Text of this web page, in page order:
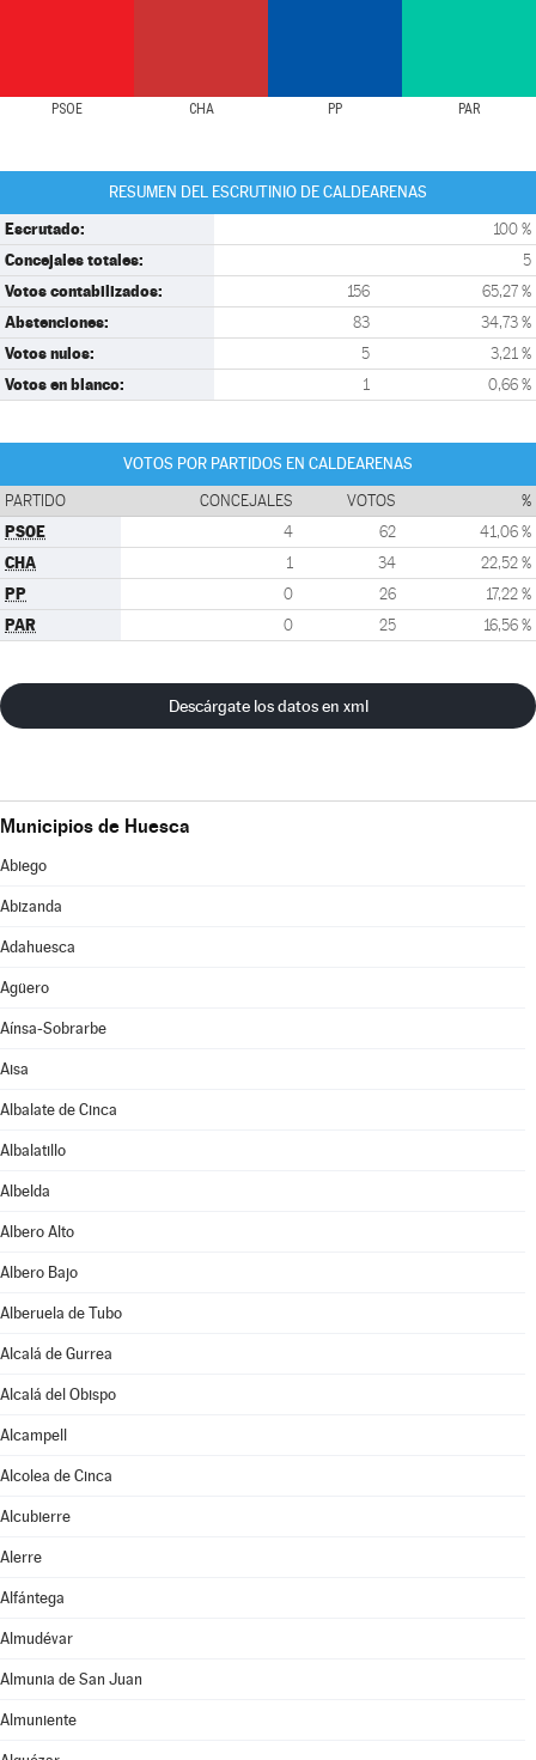
PSOE CHA PP PAR
RESUMEN DEL ESCRUTINIO DE CALDEARENAS
Escrutado: 100 %
Concejales totales: 5
Votos contabilizados: 156 65,27 %
Abstenciones: 83 34,73 %
Votos nulos: 5 3,21 %
Votos en blanco: 1 0,66 %
VOTOS POR PARTIDOS EN CALDEARENAS
PARTIDO CONCEJALES VOTOS %
PSOE 4 62 41,06 %
CHA 1 34 22,52 %
PP 0 26 17,22 %
PAR 0 25 16,56 %
Descárgate los datos en xml
Municipios de Huesca
Abiego
Abizanda
Adahuesca
Agüero
Aínsa-Sobrarbe
Aisa
Albalate de Cinca
Albalatillo
Albelda
Albero Alto
Albero Bajo
Alberuela de Tubo
Alcalá de Gurrea
Alcalá del Obispo
Alcampell
Alcolea de Cinca
Alcubierre
Alerre
Alfántega
Almudévar
Almunia de San Juan
Almuniente